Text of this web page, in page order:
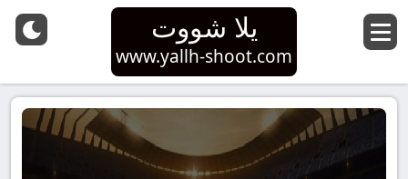
يلا شووت
www.yallh-shoot.com